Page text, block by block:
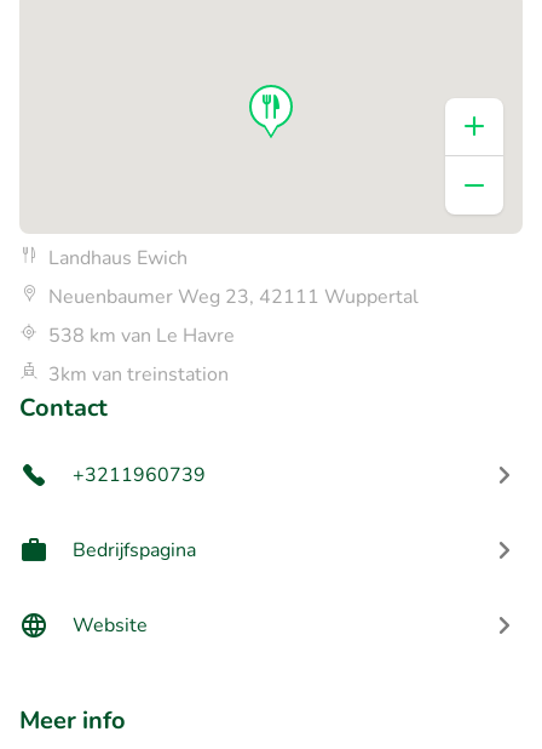
Landhaus Ewich
Neuenbaumer Weg 23, 42111 Wuppertal
538 km van Le Havre
3km van treinstation
Contact
+3211960739
Bedrijfspagina
Website
Meer info